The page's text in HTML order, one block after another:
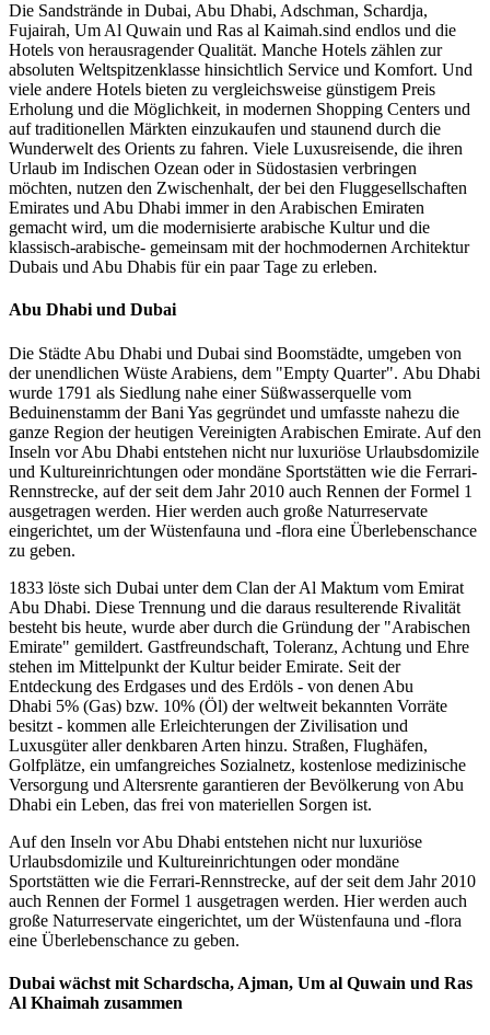
Die Sandstrände in Dubai, Abu Dhabi, Adschman, Schardja,
Fujairah, Um Al Quwain und Ras al Kaimah.sind endlos und die
Hotels von herausragender Qualität. Manche Hotels zählen zur
absoluten Weltspitzenklasse hinsichtlich Service und Komfort. Und
viele andere Hotels bieten zu vergleichsweise günstigem Preis
Erholung und die Möglichkeit, in modernen Shopping Centers und
auf traditionellen Märkten einzukaufen und staunend durch die
Wunderwelt des Orients zu fahren. Viele Luxusreisende, die ihren
Urlaub im Indischen Ozean oder in Südostasien verbringen
möchten, nutzen den Zwischenhalt, der bei den Fluggesellschaften
Emirates und Abu Dhabi immer in den Arabischen Emiraten
gemacht wird, um die modernisierte arabische Kultur und die
klassisch-arabische- gemeinsam mit der hochmodernen Architektur
Dubais und Abu Dhabis für ein paar Tage zu erleben.
Abu Dhabi und Dubai
Die Städte Abu Dhabi und Dubai sind Boomstädte, umgeben von
der unendlichen Wüste Arabiens, dem "Empty Quarter". Abu Dhabi
wurde 1791 als Siedlung nahe einer Süßwasserquelle vom
Beduinenstamm der Bani Yas gegründet und umfasste nahezu die
ganze Region der heutigen Vereinigten Arabischen Emirate. Auf den
Inseln vor Abu Dhabi entstehen nicht nur luxuriöse Urlaubsdomizile
und Kultureinrichtungen oder mondäne Sportstätten wie die Ferrari-
Rennstrecke, auf der seit dem Jahr 2010 auch Rennen der Formel 1
ausgetragen werden. Hier werden auch große Naturreservate
eingerichtet, um der Wüstenfauna und -flora eine Überlebenschance
zu geben.
1833 löste sich Dubai unter dem Clan der Al Maktum vom Emirat
Abu Dhabi. Diese Trennung und die daraus resulterende Rivalität
besteht bis heute, wurde aber durch die Gründung der "Arabischen
Emirate" gemildert. Gastfreundschaft, Toleranz, Achtung und Ehre
stehen im Mittelpunkt der Kultur beider Emirate. Seit der
Entdeckung des Erdgases und des Erdöls - von denen Abu
Dhabi 5% (Gas) bzw. 10% (Öl) der weltweit bekannten Vorräte
besitzt - kommen alle Erleichterungen der Zivilisation und
Luxusgüter aller denkbaren Arten hinzu. Straßen, Flughäfen,
Golfplätze, ein umfangreiches Sozialnetz, kostenlose medizinische
Versorgung und Altersrente garantieren der Bevölkerung von Abu
Dhabi ein Leben, das frei von materiellen Sorgen ist.
Auf den Inseln vor Abu Dhabi entstehen nicht nur luxuriöse
Urlaubsdomizile und Kultureinrichtungen oder mondäne
Sportstätten wie die Ferrari-Rennstrecke, auf der seit dem Jahr 2010
auch Rennen der Formel 1 ausgetragen werden. Hier werden auch
große Naturreservate eingerichtet, um der Wüstenfauna und -flora
eine Überlebenschance zu geben.
Dubai wächst mit Schardscha, Ajman, Um al Quwain und Ras
Al Khaimah zusammen